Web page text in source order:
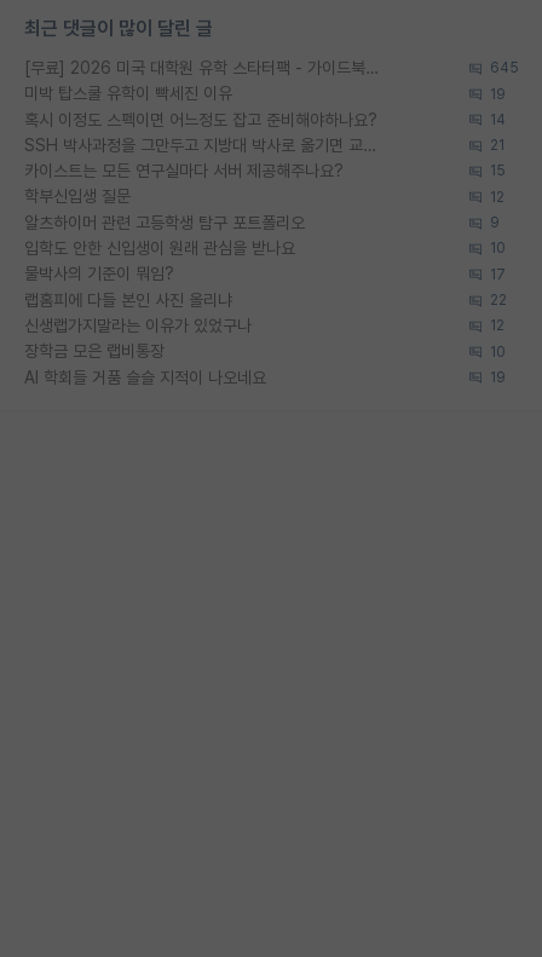
최근 댓글이 많이 달린 글
[무료] 2026 미국 대학원 유학 스타터팩 - 가이드북 & 합격자 컨택메일 템플릿 645
미박 탑스쿨 유학이 빡세진 이유 19
혹시 이정도 스펙이면 어느정도 잡고 준비해야하나요? 14
SSH 박사과정을 그만두고 지방대 박사로 옮기면 교수의 꿈은 끝일까요? 21
카이스트는 모든 연구실마다 서버 제공해주나요? 15
학부신입생 질문 12
알츠하이머 관련 고등학생 탐구 포트폴리오 9
입학도 안한 신입생이 원래 관심을 받나요 10
물박사의 기준이 뭐임? 17
랩홈피에 다들 본인 사진 올리냐 22
신생랩가지말라는 이유가 있었구나 12
장학금 모은 랩비통장 10
AI 학회들 거품 슬슬 지적이 나오네요 19